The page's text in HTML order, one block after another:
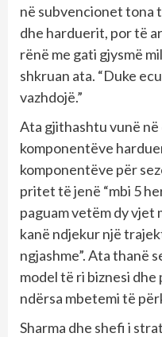
në subvencionet tona
dhe harduerit, por të
rënë me gati gjysmë
shkruan ata. “Duke
vazhdojë.”
Ata gjithashtu vunë në
komponentëve
komponentëve për
pritet të jenë “mbi 5
paguam vetëm dy vjet
kanë ndjekur një
ngjashme”. Ata thanë
model të ri biznesi
ndërsa mbetemi të
Sharma dhe shefi i